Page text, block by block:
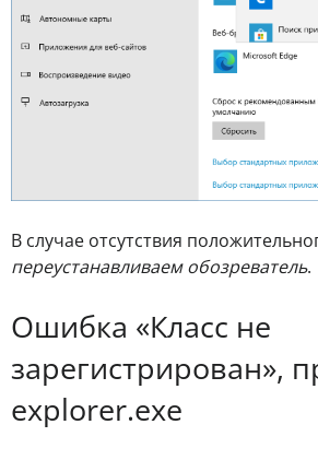
В случае отсутствия
переустанавливаем обозреватель.
Ошибка «Класс не
зарегистрирован»,
explorer.exe